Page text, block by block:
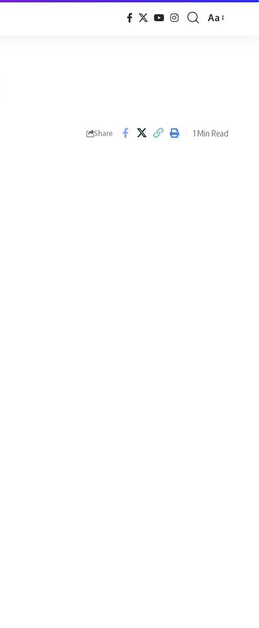
Font
Aa
Share 1 Min Read